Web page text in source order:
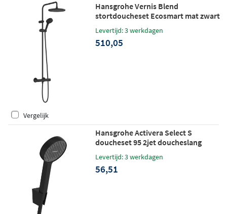
Hansgrohe Vernis Blend
stortdoucheset Ecosmart mat zwart
Levertijd: 3 werkdagen
510,05
Vergelijk
Hansgrohe Activera Select S
doucheset 95 2jet doucheslang
Levertijd: 3 werkdagen
56,51